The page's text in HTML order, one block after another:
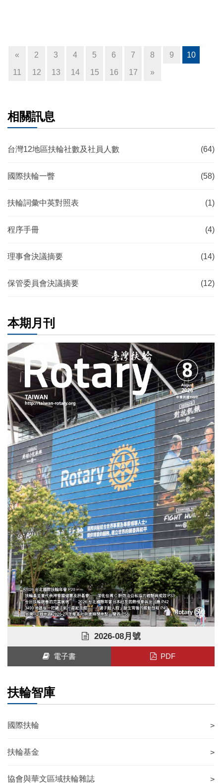
« 2 3 4 5 6 7 8 9 10
11 12 13 14 15 16 17 »
相關訊息
台灣12地區扶輪社數及社員人數 (64)
國際扶輪一瞥 (58)
扶輪詞彙中英對照表 (1)
程序手冊 (4)
理事會決議摘要 (14)
保管委員會決議摘要 (12)
本期月刊
2026-08月號
電子書 PDF
扶輪智庫
國際扶輪 >
扶輪基金 >
協會與華文區域扶輪雜誌 >